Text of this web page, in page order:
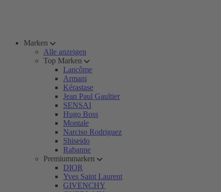
Marken
Alle anzeigen
Top Marken
Lancôme
Armani
Kérastase
Jean Paul Gaultier
SENSAI
Hugo Boss
Montale
Narciso Rodriguez
Shiseido
Rabanne
Premiummarken
DIOR
Yves Saint Laurent
GIVENCHY